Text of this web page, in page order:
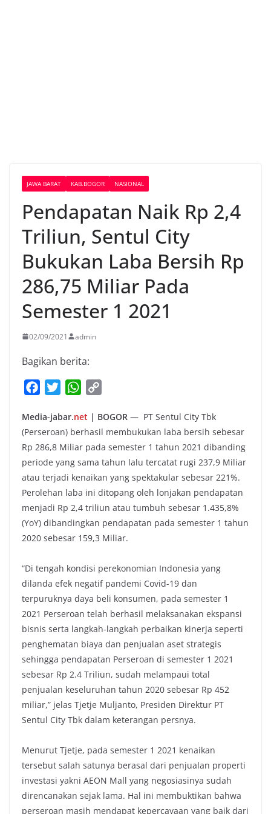
JAWA BARAT KAB.BOGOR NASIONAL
Pendapatan Naik Rp 2,4
Triliun, Sentul City
Bukukan Laba Bersih Rp
286,75 Miliar Pada
Semester 1 2021
02/09/2021 admin
Bagikan berita:
c
e
b
o
o
k
i
t
t
e
r
W
a
t
s
A
p
p
p
y
L
i
n
k
Media-jabar.net | BOGOR — PT Sentul City Tbk
(Perseroan) berhasil membukukan laba bersih sebesar
Rp 286,8 Miliar pada semester 1 tahun 2021 dibanding
periode yang sama tahun lalu tercatat rugi 237,9 Miliar
atau terjadi kenaikan yang spektakular sebesar 221%.
Perolehan laba ini ditopang oleh lonjakan pendapatan
menjadi Rp 2,4 triliun atau tumbuh sebesar 1.435,8%
(YoY) dibandingkan pendapatan pada semester 1 tahun
2020 sebesar 159,3 Miliar.
“Di tengah kondisi perekonomian Indonesia yang
dilanda efek negatif pandemi Covid-19 dan
terpuruknya daya beli konsumen, pada semester 1
2021 Perseroan telah berhasil melaksanakan ekspansi
bisnis serta langkah-langkah perbaikan kinerja seperti
penghematan biaya dan penjualan aset strategis
sehingga pendapatan Perseroan di semester 1 2021
sebesar Rp 2.4 Triliun, sudah melampaui total
penjualan keseluruhan tahun 2020 sebesar Rp 452
miliar,” jelas Tjetje Muljanto, Presiden Direktur PT
Sentul City Tbk dalam keterangan persnya.
Menurut Tjetje, pada semester 1 2021 kenaikan
tersebut salah satunya berasal dari penjualan properti
investasi yakni AEON Mall yang negosiasinya sudah
direncanakan sejak lama. Hal ini membuktikan bahwa
perseroan masih mendapat kepercayaan yang baik dari